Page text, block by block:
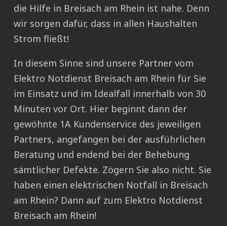
die Hilfe in Breisach am Rhein ist nahe. Denn
wir sorgen dafür, dass in allen Haushalten
Strom fließt!
In diesem Sinne sind unsere Partner vom
Elektro Notdienst Breisach am Rhein für Sie
im Einsatz und im Idealfall innerhalb von 30
Minuten vor Ort. Hier beginnt dann der
gewöhnte 1A Kundenservice des jeweiligen
Partners, angefangen bei der ausführlichen
Beratung und endend bei der Behebung
sämtlicher Defekte. Zögern Sie also nicht. Sie
haben einen elektrischen Notfall in Breisach
am Rhein? Dann auf zum Elektro Notdienst
Breisach am Rhein!